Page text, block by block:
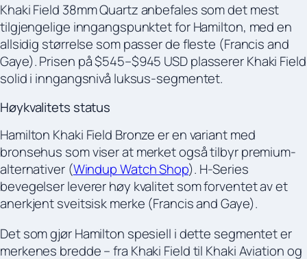
Khaki Field 38mm Quartz anbefales som det mest
tilgjengelige inngangspunktet for Hamilton, med en
allsidig størrelse som passer de fleste (Francis and
Gaye). Prisen på $545–$945 USD plasserer Khaki Field
solid i inngangsnivå luksus-segmentet.
Høykvalitets status
Hamilton Khaki Field Bronze er en variant med
bronsehus som viser at merket også tilbyr premium-
alternativer (Windup Watch Shop). H-Series
bevegelser leverer høy kvalitet som forventet av et
anerkjent sveitsisk merke (Francis and Gaye).
Det som gjør Hamilton spesiell i dette segmentet er
merkenes bredde – fra Khaki Field til Khaki Aviation og